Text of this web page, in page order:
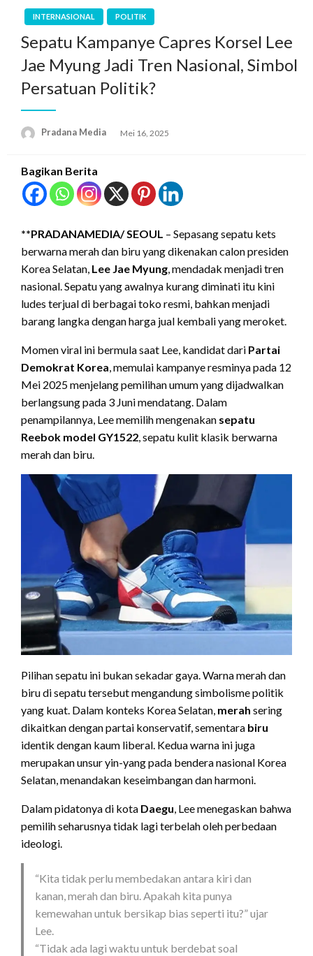
INTERNASIONAL POLITIK
Sepatu Kampanye Capres Korsel Lee
Jae Myung Jadi Tren Nasional, Simbol
Persatuan Politik?
Pradana Media Mei 16, 2025
Bagikan Berita
**PRADANAMEDIA/ SEOUL – Sepasang sepatu kets
berwarna merah dan biru yang dikenakan calon presiden
Korea Selatan, Lee Jae Myung, mendadak menjadi tren
nasional. Sepatu yang awalnya kurang diminati itu kini
ludes terjual di berbagai toko resmi, bahkan menjadi
barang langka dengan harga jual kembali yang meroket.
Momen viral ini bermula saat Lee, kandidat dari Partai
Demokrat Korea, memulai kampanye resminya pada 12
Mei 2025 menjelang pemilihan umum yang dijadwalkan
berlangsung pada 3 Juni mendatang. Dalam
penampilannya, Lee memilih mengenakan sepatu
Reebok model GY1522, sepatu kulit klasik berwarna
merah dan biru.
Pilihan sepatu ini bukan sekadar gaya. Warna merah dan
biru di sepatu tersebut mengandung simbolisme politik
yang kuat. Dalam konteks Korea Selatan, merah sering
dikaitkan dengan partai konservatif, sementara biru
identik dengan kaum liberal. Kedua warna ini juga
merupakan unsur yin-yang pada bendera nasional Korea
Selatan, menandakan keseimbangan dan harmoni.
Dalam pidatonya di kota Daegu, Lee menegaskan bahwa
pemilih seharusnya tidak lagi terbelah oleh perbedaan
ideologi.
“Kita tidak perlu membedakan antara kiri dan
kanan, merah dan biru. Apakah kita punya
kemewahan untuk bersikap bias seperti itu?” ujar
Lee.
“Tidak ada lagi waktu untuk berdebat soal